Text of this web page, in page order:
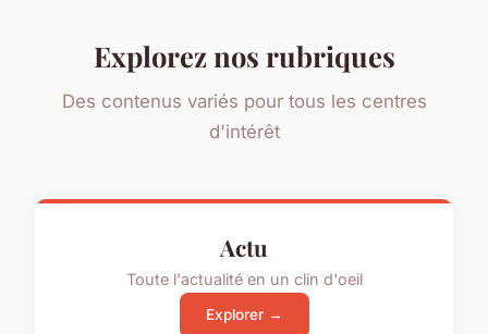
Explorez nos rubriques
Des contenus variés pour tous les centres
d'intérêt
Actu
Toute l'actualité en un clin d'oeil
Explorer →